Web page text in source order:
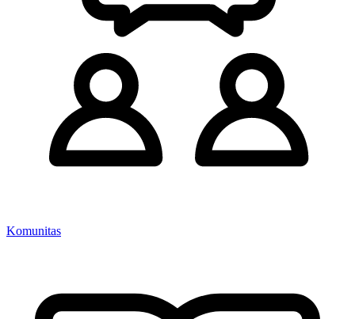
Komunitas